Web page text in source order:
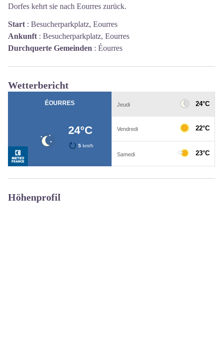
Dorfes kehrt sie nach Eourres zurück.
Start : Besucherparkplatz, Eourres
Ankunft : Besucherparkplatz, Eourres
Durchquerte Gemeinden : Éourres
Wetterbericht
Höhenprofil